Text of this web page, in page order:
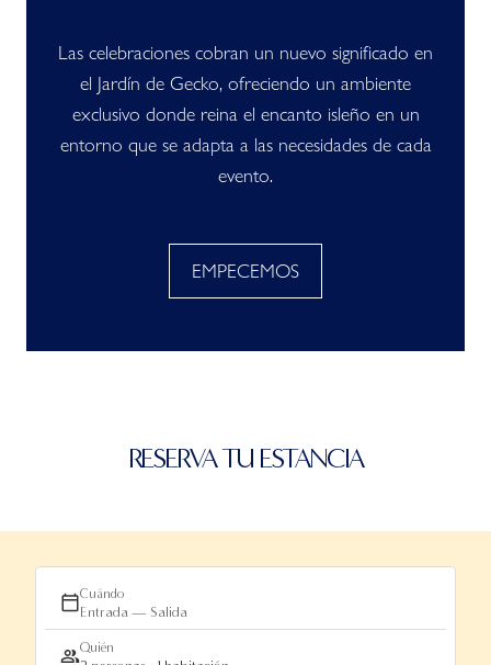
Las celebraciones cobran un nuevo significado en
el Jardín de Gecko, ofreciendo un ambiente
exclusivo donde reina el encanto isleño en un
entorno que se adapta a las necesidades de cada
evento.
EMPECEMOS
RESERVA TU ESTANCIA
Cuándo
Entrada — Salida
Quién